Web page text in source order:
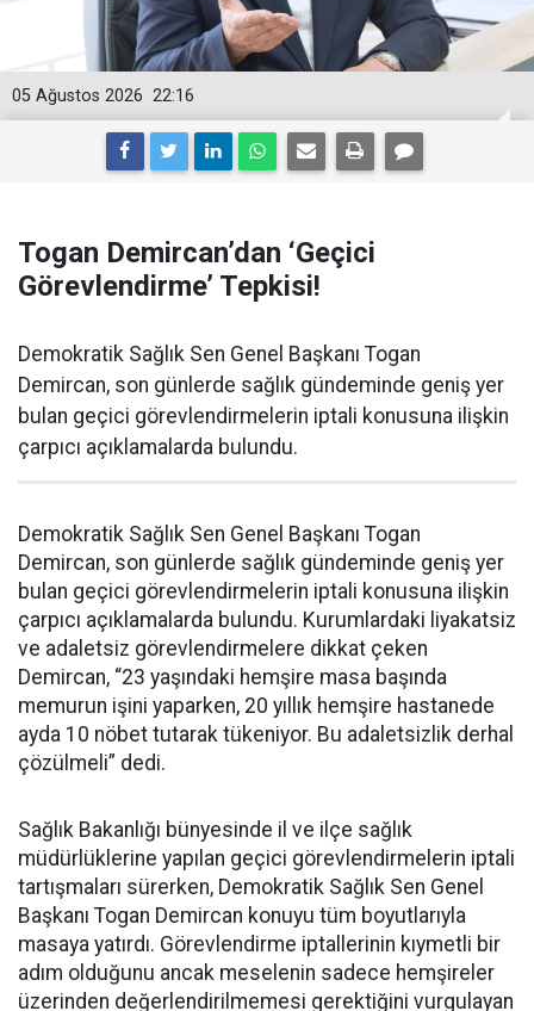
22:16
05 Ağustos 2026
Togan Demircan’dan ‘Geçici
Görevlendirme’ Tepkisi!
Demokratik Sağlık Sen Genel Başkanı Togan
Demircan, son günlerde sağlık gündeminde geniş yer
bulan geçici görevlendirmelerin iptali konusuna ilişkin
çarpıcı açıklamalarda bulundu.
Demokratik Sağlık Sen Genel Başkanı Togan
Demircan, son günlerde sağlık gündeminde geniş yer
bulan geçici görevlendirmelerin iptali konusuna ilişkin
çarpıcı açıklamalarda bulundu. Kurumlardaki liyakatsiz
ve adaletsiz görevlendirmelere dikkat çeken
Demircan, “23 yaşındaki hemşire masa başında
memurun işini yaparken, 20 yıllık hemşire hastanede
ayda 10 nöbet tutarak tükeniyor. Bu adaletsizlik derhal
çözülmeli” dedi.
Sağlık Bakanlığı bünyesinde il ve ilçe sağlık
müdürlüklerine yapılan geçici görevlendirmelerin iptali
tartışmaları sürerken, Demokratik Sağlık Sen Genel
Başkanı Togan Demircan konuyu tüm boyutlarıyla
masaya yatırdı. Görevlendirme iptallerinin kıymetli bir
adım olduğunu ancak meselenin sadece hemşireler
üzerinden değerlendirilmemesi gerektiğini vurgulayan